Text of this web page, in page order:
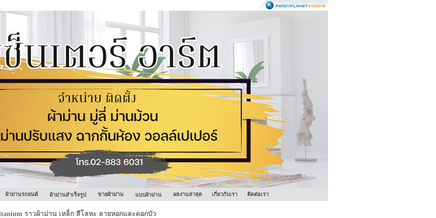
ผ้าม่านรถยนต์ ผ้าม่านสำเร็จรูป ขายผ้าม่าน แบบผ้าม่าน ผลงานล่าสุด เกี่ยวกับเรา ติดต่อเรา
ราวผ้าม่าน เหล็ก สีโลหะ ลายหอกและดอกบัว